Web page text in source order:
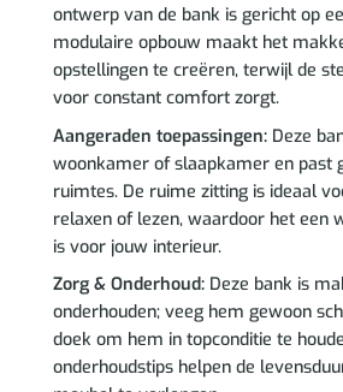
ontwerp van de bank is gericht op
modulaire opbouw maakt het
opstellingen te creëren, terwijl de
voor constant comfort zorgt.
Aangeraden toepassingen:Deze
woonkamer of slaapkamer en past
ruimtes. De ruime zitting is ideaal
relaxen of lezen, waardoor het een
is voor jouw interieur.
Zorg & Onderhoud:Deze bank is
onderhouden; veeg hem gewoon
doek om hem in topconditie te
onderhoudstips helpen de